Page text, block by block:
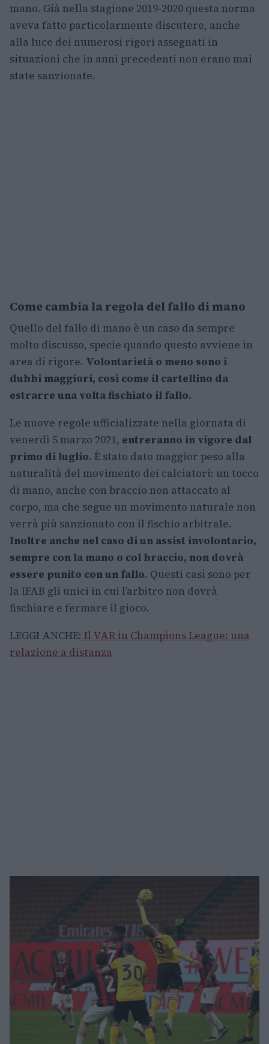
mano. Già nella stagione 2019-2020 questa norma
aveva fatto particolarmente discutere, anche
alla luce dei numerosi rigori assegnati in
situazioni che in anni precedenti non erano mai
state sanzionate.
Come cambia la regola del fallo di mano
Quello del fallo di mano è un caso da sempre
molto discusso, specie quando questo avviene in
area di rigore. Volontarietà o meno sono i
dubbi maggiori, così come il cartellino da
estrarre una volta fischiato il fallo.
Le nuove regole ufficializzate nella giornata di
venerdì 5 marzo 2021, entreranno in vigore dal
primo di luglio. È stato dato maggior peso alla
naturalità del movimento dei calciatori: un tocco
di mano, anche con braccio non attaccato al
corpo, ma che segue un movimento naturale non
verrà più sanzionato con il fischio arbitrale.
Inoltre anche nel caso di un assist involontario,
sempre con la mano o col braccio, non dovrà
essere punito con un fallo. Questi casi sono per
la IFAB gli unici in cui l’arbitro non dovrà
fischiare e fermare il gioco.
LEGGI ANCHE: Il VAR in Champions League: una
relazione a distanza